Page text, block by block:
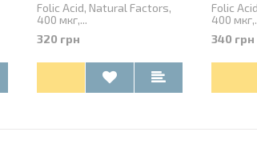
Folic Acid, Natural Factors,
400 мкг,...
320 грн
Folic
400
340 грн